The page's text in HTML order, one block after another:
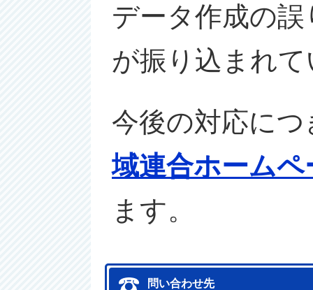
データ作成の
が振り込まれ
今後の対応に
域連合ホームペ
ます。
問い合わせ先